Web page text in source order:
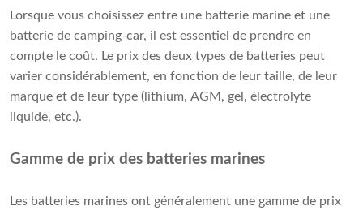
Lorsque vous choisissez entre une batterie marine et une
batterie de camping-car, il est essentiel de prendre en
compte le coût. Le prix des deux types de batteries peut
varier considérablement, en fonction de leur taille, de leur
marque et de leur type (lithium, AGM, gel, électrolyte
liquide, etc.).
Gamme de prix des batteries marines
Les batteries marines ont généralement une gamme de prix